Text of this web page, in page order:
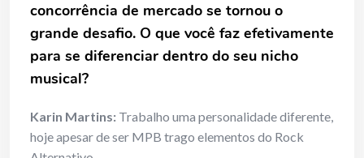
concorrência de mercado se tornou o
grande desafio. O que você faz efetivamente
para se diferenciar dentro do seu nicho
musical?
Karin Martins: Trabalho uma personalidade diferente,
hoje apesar de ser MPB trago elementos do Rock